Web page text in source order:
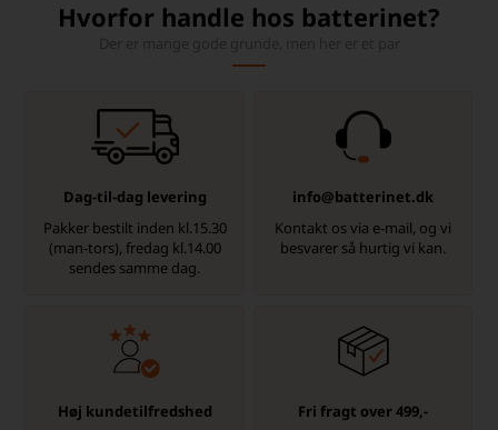
Hvorfor handle hos batterinet?
Dag-til-dag levering
Pakker bestilt inden kl.15.30
(man-tors), fredag kl.14.00
sendes samme dag.
info@batterinet.dk
Kontakt os via e-mail, og vi
besvarer så hurtig vi kan.
Høj kundetilfredshed
Fri fragt over 499,-